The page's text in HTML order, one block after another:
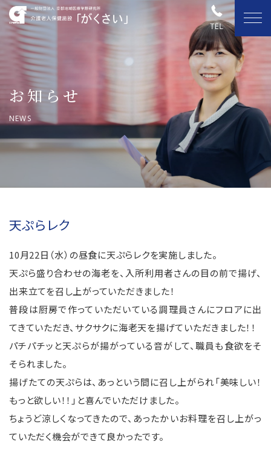
お知らせ
NEWS
天ぷらレク
10月22日（水）の昼食に天ぷらレクを実施しました。
天ぷら盛り合わせの海老を、入所利用者さんの目の前で揚げ、
出来立てを召し上がっていただきました！
普段は厨房で作っていただいている調理員さんにフロアに出
てきていただき、サクサクに海老天を揚げていただきました！！
パチパチッと天ぷらが揚がっている音がして、職員も食欲をそ
そられました。
揚げたての天ぷらは、あっという間に召し上がられ「美味しい！
もっと欲しい！！」と喜んでいただけました。
ちょうど涼しくなってきたので、あったかいお料理を召し上がっ
ていただく機会ができて良かったです。